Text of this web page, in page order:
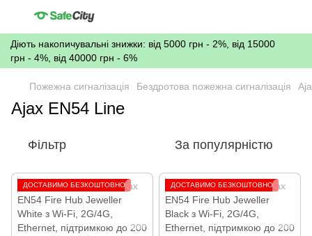
Діють накопичувальні знижки: від 5000 грн - 2%, від 15000
грн - 4%, від 40000 грн - 6%
Пожежна сигналізація Бездротова пожежна сигналізація
Ajax EN54 Line
Фільтр За популярністю
ДОСТАВИМО БЕЗКОШТОВНО ДОСТАВИМО БЕЗКОШТОВНО